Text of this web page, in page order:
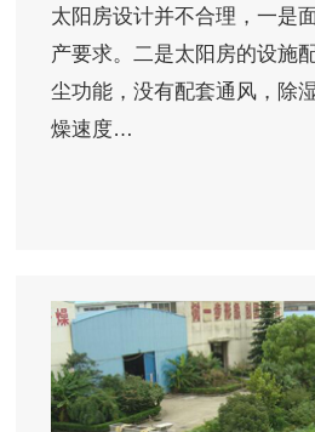
太阳房设计并不合理，一是
产要求。二是太阳房的设施
尘功能，没有配套通风，除
燥速度…